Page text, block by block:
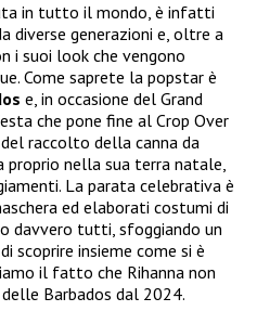
in tutto il mondo, è infatti
diverse generazioni e, oltre a
i suoi look che vengono
Come saprete la popstar è
e, in occasione del Grand
che pone fine al Crop Over
raccolto della canna da
proprio nella sua terra natale,
La parata celebrativa è
ed elaborati costumi di
davvero tutti, sfoggiando un
scoprire insieme come si è
il fatto che Rihanna non
Barbados dal 2024.